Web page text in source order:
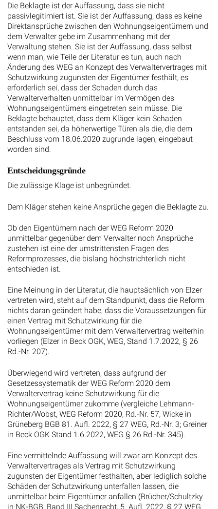
Die Beklagte ist der Auffassung, dass sie nicht
passivlegitimiert ist. Sie ist der Auffassung, dass es keine
Direktansprüche zwischen den Wohnungseigentümern und
dem Verwalter gebe im Zusammenhang mit der
Verwaltung stehen. Sie ist der Auffassung, dass selbst
wenn man, wie Teile der Literatur es tun, auch nach
Änderung des WEG an Konzept des Verwaltervertrages mit
Schutzwirkung zugunsten der Eigentümer festhält, es
erforderlich sei, dass der Schaden durch das
Verwalterverhalten unmittelbar im Vermögen des
Wohnungseigentümers eingetreten sein müsse. Die
Beklagte behauptet, dass dem Kläger kein Schaden
entstanden sei, da höherwertige Türen als die, die dem
Beschluss vom 18.06.2020 zugrunde lagen, eingebaut
worden sind.
Entscheidungsgründe
Die zulässige Klage ist unbegründet.
Dem Kläger stehen keine Ansprüche gegen die Beklagte zu.
Ob den Eigentümern nach der WEG Reform 2020
unmittelbar gegenüber dem Verwalter noch Ansprüche
zustehen ist eine der umstrittensten Fragen des
Reformprozesses, die bislang höchstrichterlich nicht
entschieden ist.
Eine Meinung in der Literatur, die hauptsächlich von Elzer
vertreten wird, steht auf dem Standpunkt, dass die Reform
nichts daran geändert habe, dass die Voraussetzungen für
einen Vertrag mit Schutzwirkung für die
Wohnungseigentümer mit dem Verwaltervertrag weiterhin
vorliegen (Elzer in Beck OGK, WEG, Stand 1.7.2022, § 26
Rd.-Nr. 207).
Überwiegend wird vertreten, dass aufgrund der
Gesetzessystematik der WEG Reform 2020 dem
Verwaltervertrag keine Schutzwirkung für die
Wohnungseigentümer zukomme (vergleiche Lehmann-
Richter/Wobst, WEG Reform 2020, Rd.-Nr. 57; Wicke in
Grüneberg BGB 81. Aufl. 2022, § 27 WEG, Rd.-Nr. 3; Greiner
in Beck OGK Stand 1.6.2022, WEG § 26 Rd.-Nr. 345).
Eine vermittelnde Auffassung will zwar am Konzept des
Verwaltervertrages als Vertrag mit Schutzwirkung
zugunsten der Eigentümer festhalten, aber lediglich solche
Schäden der Schutzwirkung unterfallen lassen, die
unmittelbar beim Eigentümer anfallen (Brücher/Schultzky
in NK-BGB, Band III Sachenrecht, 5. Aufl. 2022, § 27 WEG